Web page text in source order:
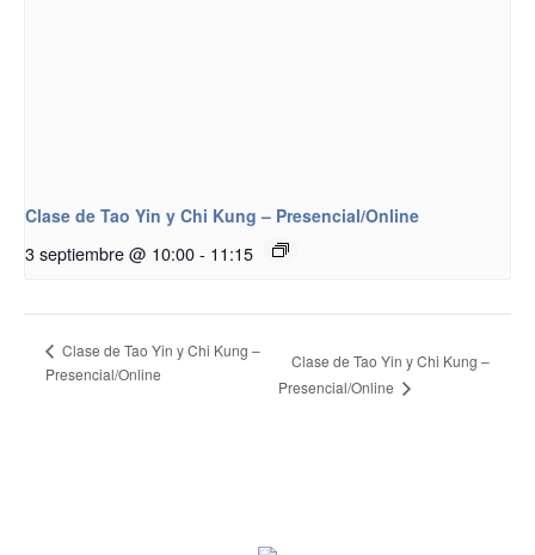
Clase de Tao Yin y Chi Kung – Presencial/Online
3 septiembre @ 10:00- 11:15
Clase de Tao Yin y Chi Kung –
Presencial/Online
Clase de Tao Yin y Chi Kung –
Presencial/Online